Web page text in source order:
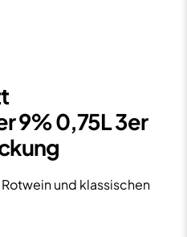
9% 0,75L 3er
und klassischen